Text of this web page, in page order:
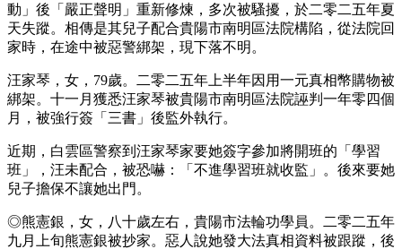
動」後「嚴正聲明」重新修煉，多次被騷擾，於二零二五年夏
天失蹤。相傳是其兒子配合貴陽市南明區法院構陷，從法院回
家時，在途中被惡警綁架，現下落不明。
汪家琴，女，79歲。二零二五年上半年因用一元真相幣購物被
綁架。十一月獲悉汪家琴被貴陽市南明區法院誣判一年零四個
月，被強行簽「三書」後監外執行。
近期，白雲區警察到汪家琴家要她簽字參加將開班的「學習
班」，汪未配合，被恐嚇：「不進學習班就收監」。後來要她
兒子擔保不讓她出門。
◎熊憲銀，女，八十歲左右，貴陽市法輪功學員。二零二五年
九月上旬熊憲銀被抄家。惡人說她發大法真相資料被跟蹤，後